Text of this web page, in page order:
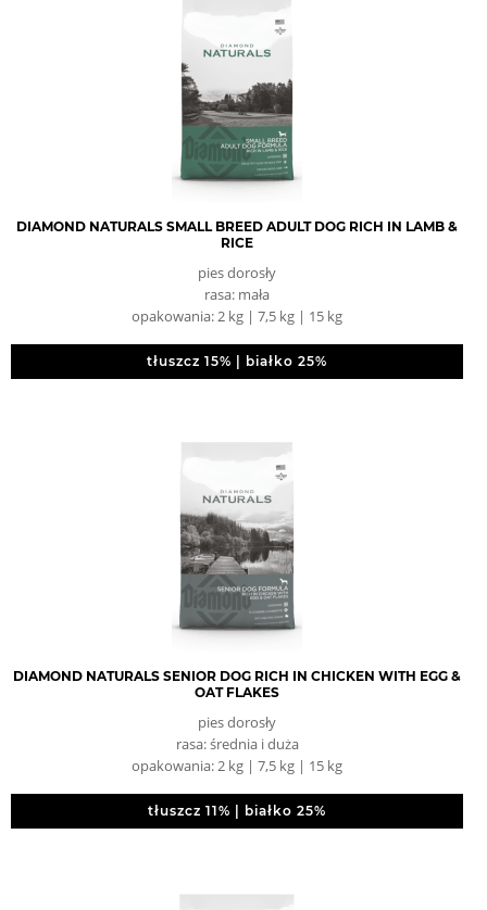
DIAMOND NATURALS SMALL BREED ADULT DOG RICH IN LAMB &
RICE
pies dorosły
rasa: mała
opakowania: 2 kg | 7,5 kg | 15 kg
tłuszcz 15% | białko 25%
DIAMOND NATURALS SENIOR DOG RICH IN CHICKEN WITH EGG &
OAT FLAKES
pies dorosły
rasa: średnia i duża
opakowania: 2 kg | 7,5 kg | 15 kg
tłuszcz 11% | białko 25%